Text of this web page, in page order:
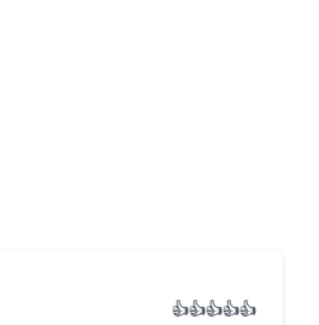
👍👍👍👍👍